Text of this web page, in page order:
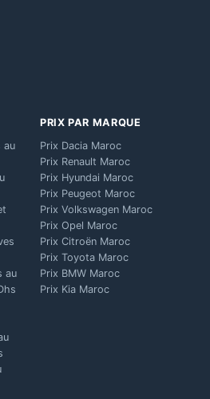
au
au
PRIX PAR MARQUE
Prix Dacia Maroc
Prix Renault Maroc
Prix Hyundai Maroc
Prix Peugeot Maroc
Prix Volkswagen Maroc
Prix Opel Maroc
Prix Citroën Maroc
Prix Toyota Maroc
Prix BMW Maroc
Prix Kia Maroc